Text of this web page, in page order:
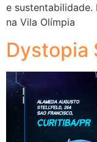
e sustentabilidade.
na Vila Olímpia
Dystopia